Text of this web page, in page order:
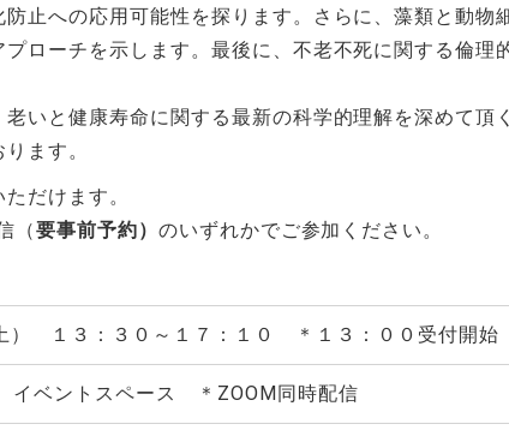
止への応用可能性を探ります。さらに、藻類と動
ローチを示します。最後に、不老不死に関する倫
いと健康寿命に関する最新の科学的理解を深めて
ます。
だけます。
（要事前予約） のいずれかでご参加ください。
） １３：３０～１７：１０ ＊１３：００受付開始
ベントスペース ＊ZOOM同時配信